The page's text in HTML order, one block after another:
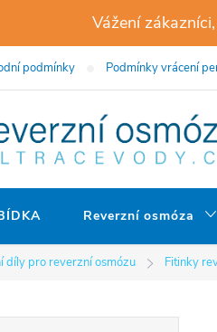
Vážení
podmínky Podmínky vrácení
Reverzní osmóza
díly pro reverzní osmózu Fitinky